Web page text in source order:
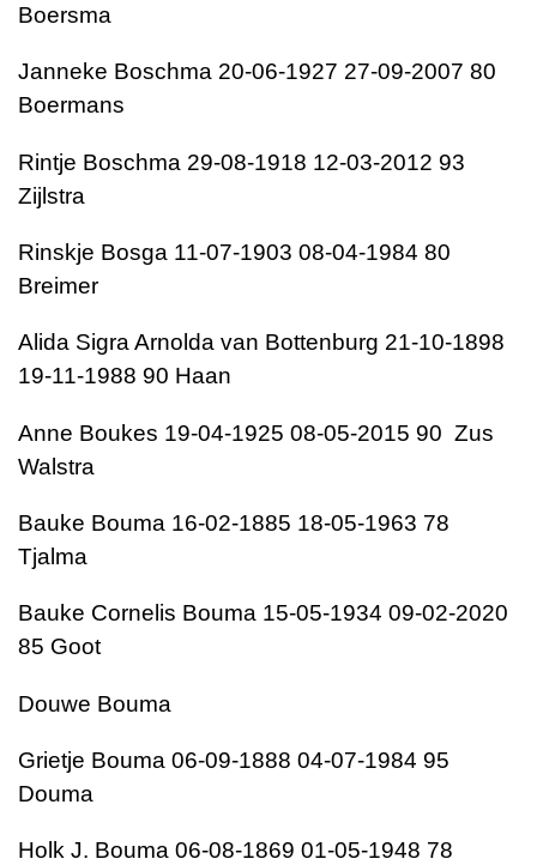
Boersma
Janneke Boschma 20-06-1927 27-09-2007 80
Boermans
Rintje Boschma 29-08-1918 12-03-2012 93
Zijlstra
Rinskje Bosga 11-07-1903 08-04-1984 80
Breimer
Alida Sigra Arnolda van Bottenburg 21-10-1898
19-11-1988 90 Haan
Anne Boukes 19-04-1925 08-05-2015 90 Zus
Walstra
Bauke Bouma 16-02-1885 18-05-1963 78
Tjalma
Bauke Cornelis Bouma 15-05-1934 09-02-2020
85 Goot
Douwe Bouma
Grietje Bouma 06-09-1888 04-07-1984 95
Douma
Holk J. Bouma 06-08-1869 01-05-1948 78